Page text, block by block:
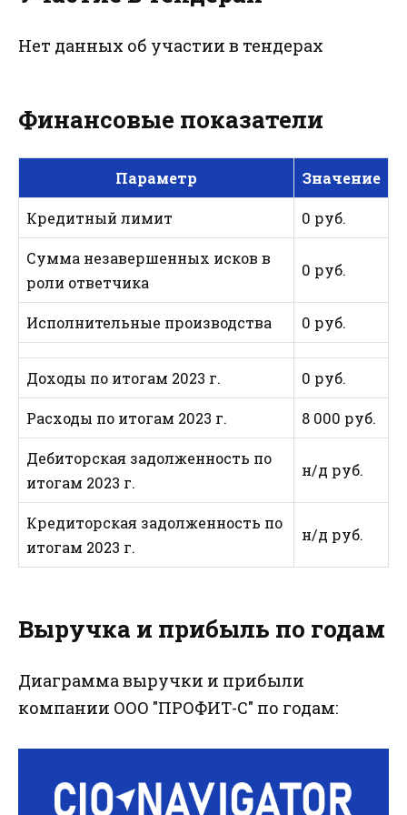
Нет данных об участии в тендерах
Финансовые показатели
Параметр Значение
Кредитный лимит 0 руб.
Сумма незавершенных исков в
роли ответчика
0 руб.
Исполнительные производства 0 руб.
Доходы по итогам 2023 г. 0 руб.
Расходы по итогам 2023 г. 8 000 руб.
Дебиторская задолженность по
итогам 2023 г.
н/д руб.
Кредиторская задолженность по
итогам 2023 г.
н/д руб.
Выручка и прибыль по годам
Диаграмма выручки и прибыли
компании ООО "ПРОФИТ-С" по годам: